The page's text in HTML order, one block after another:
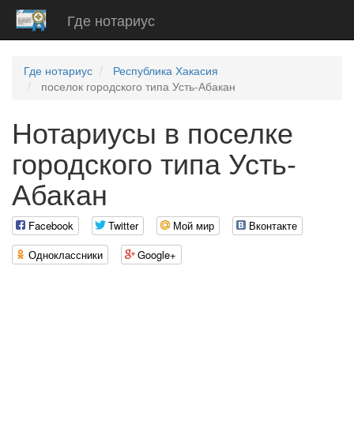
Где нотариус
Где нотариус
Республика Хакасия
поселок городского типа Усть-Абакан
Нотариусы в поселке
городского типа Усть-
Абакан
Facebook Twitter Мой мир
Вконтакте
Одноклассники
Google+